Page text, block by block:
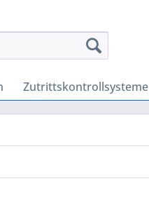
Zutrittskontrollsysteme